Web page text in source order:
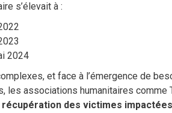
s’élevait à :
2024
et face à l’émergence de
les associations humanitaires comme
des victimes